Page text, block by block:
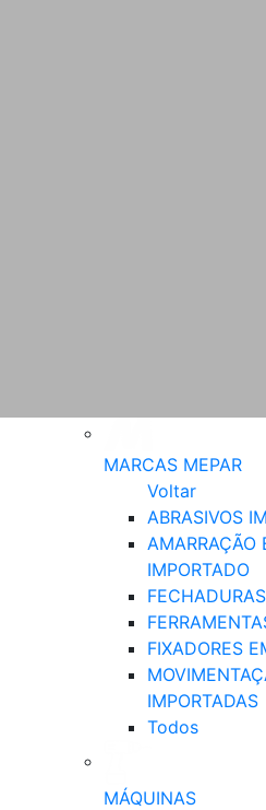
MARCAS MEPAR
Voltar
ABRASIVOS
AMARRAÇÃO
IMPORTADO
FIXADORES
IMPORTADAS
Todos
MÁQUINAS